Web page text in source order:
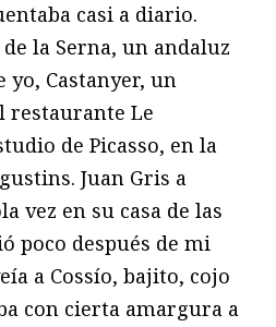
casi a diario.
la Serna, un andaluz
yo, Castanyer, un
restaurante Le
de Picasso, en la
Juan Gris a
vez en su casa de las
poco después de mi
a Cossío, bajito, cojo
con cierta amargura a